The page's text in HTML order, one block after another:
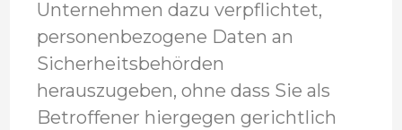
Unternehmen dazu verpflichtet,
personenbezogene Daten an
Sicherheitsbehörden
herauszugeben, ohne dass Sie als
Betroffener hiergegen gerichtlich